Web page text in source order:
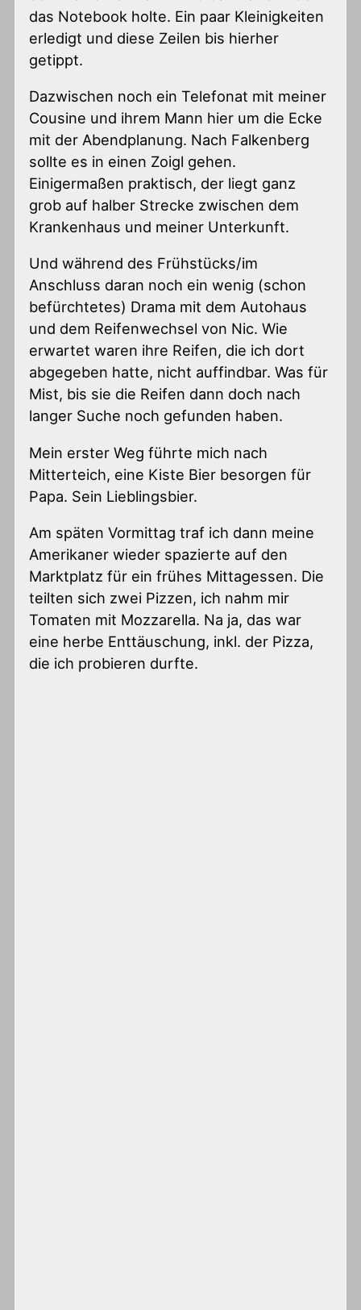
das Notebook holte. Ein paar Kleinigkeiten
erledigt und diese Zeilen bis hierher
getippt.
Dazwischen noch ein Telefonat mit meiner
Cousine und ihrem Mann hier um die Ecke
mit der Abendplanung. Nach Falkenberg
sollte es in einen Zoigl gehen.
Einigermaßen praktisch, der liegt ganz
grob auf halber Strecke zwischen dem
Krankenhaus und meiner Unterkunft.
Und während des Frühstücks/im
Anschluss daran noch ein wenig (schon
befürchtetes) Drama mit dem Autohaus
und dem Reifenwechsel von Nic. Wie
erwartet waren ihre Reifen, die ich dort
abgegeben hatte, nicht auffindbar. Was für
Mist, bis sie die Reifen dann doch nach
langer Suche noch gefunden haben.
Mein erster Weg führte mich nach
Mitterteich, eine Kiste Bier besorgen für
Papa. Sein Lieblingsbier.
Am späten Vormittag traf ich dann meine
Amerikaner wieder spazierte auf den
Marktplatz für ein frühes Mittagessen. Die
teilten sich zwei Pizzen, ich nahm mir
Tomaten mit Mozzarella. Na ja, das war
eine herbe Enttäuschung, inkl. der Pizza,
die ich probieren durfte.